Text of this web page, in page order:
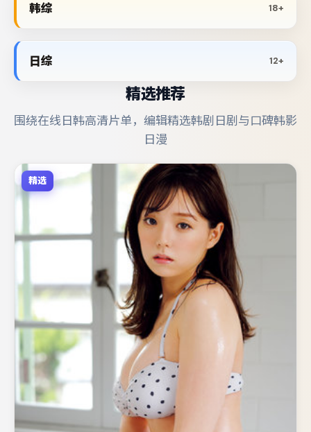
韩综 18+
日综 12+
精选推荐
围绕在线日韩高清片单，编辑精选韩剧日剧与口碑韩影
日漫
精选